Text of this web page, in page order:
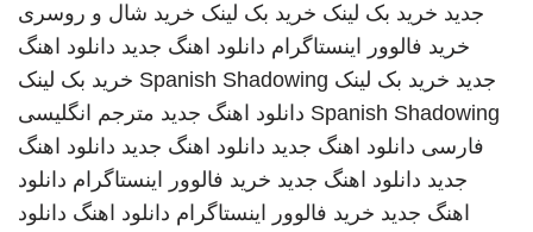
جدید خرید بک لینک خرید بک لینک خرید شال و روسری
خرید فالوور اینستاگرام دانلود اهنگ جدید دانلود اهنگ
جدید خرید بک لینک Spanish Shadowing خرید بک لینک
Spanish Shadowing دانلود اهنگ جدید مترجم انگلیسی
فارسی دانلود اهنگ جدید دانلود اهنگ جدید دانلود اهنگ
جدید دانلود اهنگ جدید خرید فالوور اینستاگرام دانلود
اهنگ جدید خرید فالوور اینستاگرام دانلود اهنگ دانلود